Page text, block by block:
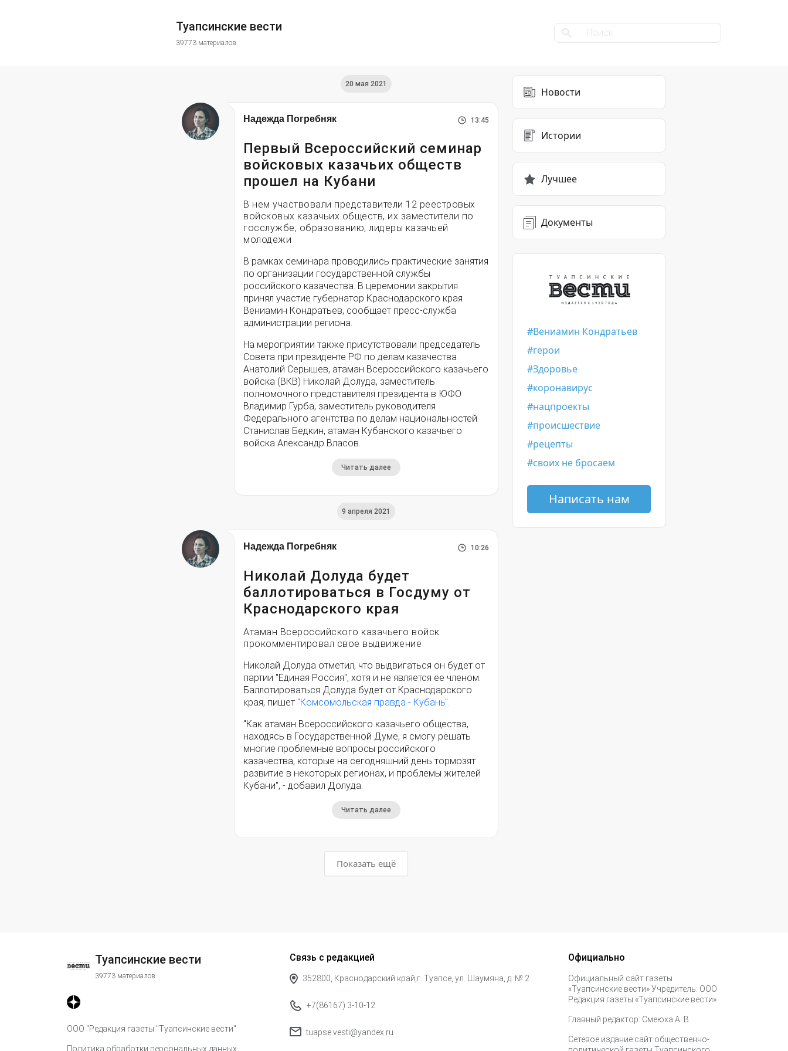
Туапсинские вести
39773 материалов
20 мая 2021
Надежда Погребняк 13:45
Первый Всероссийский семинар
войсковых казачьих обществ
прошел на Кубани
В нем участвовали представители 12 реестровых
войсковых казачьих обществ, их заместители по
госслужбе, образованию, лидеры казачьей
молодежи
В рамках семинара проводились практические занятия
по организации государственной службы
российского казачества. В церемонии закрытия
принял участие губернатор Краснодарского края
Вениамин Кондратьев, сообщает пресс-служба
администрации региона.
На мероприятии также присутствовали председатель
Совета при президенте РФ по делам казачества
Анатолий Серышев, атаман Всероссийского казачьего
войска (ВКВ) Николай Долуда, заместитель
полномочного представителя президента в ЮФО
Владимир Гурба, заместитель руководителя
Федерального агентства по делам национальностей
Станислав Бедкин, атаман Кубанского казачьего
войска Александр Власов.
Читать далее
9 апреля 2021
Надежда Погребняк 10:26
Николай Долуда будет
баллотироваться в Госдуму от
Краснодарского края
Атаман Всероссийского казачьего войск
прокомментировал свое выдвижение
Николай Долуда отметил, что выдвигаться он будет от
партии "Единая Россия", хотя и не является ее членом.
Баллотироваться Долуда будет от Краснодарского
края, пишет "Комсомольская правда - Кубань".
"Как атаман Всероссийского казачьего общества,
находясь в Государственной Думе, я смогу решать
многие проблемные вопросы российского
казачества, которые на сегодняшний день тормозят
развитие в некоторых регионах, и проблемы жителей
Кубани", - добавил Долуда.
Читать далее
Показать ещё
Новости
Истории
Лучшее
Документы
Вениамин Кондратьев
герои
Здоровье
коронавирус
нацпроекты
происшествие
рецепты
своих не бросаем
Написать нам
Туапсинские вести
39773 материалов
ООО "Редакция газеты "Туапсинские вести"
Политика обработки персональных данных
Связь с редакцией
352800, Краснодарский край,г. Туапсе, ул. Шаумяна, д. № 2
+7(86167) 3-10-12
tuapse.vesti@yandex.ru
Официально
Официальный сайт газеты
«Туапсинские вести» Учредитель: ООО
Редакция газеты «Туапсинские вести»
Главный редактор: Смеюха А. В.
Сетевое издание сайт общественно-